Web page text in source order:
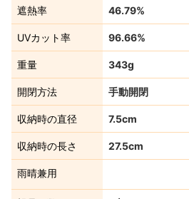
遮熱率 46.79%
UVカット率 96.66%
重量 343g
開閉方法 手動開閉
収納時の直径 7.5cm
収納時の長さ 27.5cm
雨晴兼用